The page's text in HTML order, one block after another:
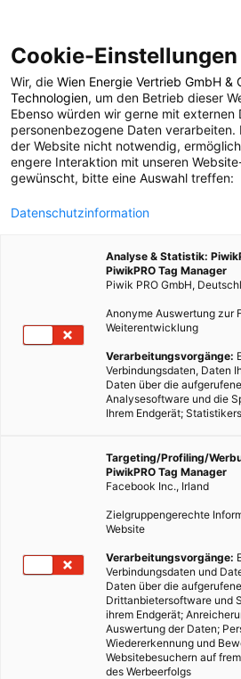
POSTS BY TAG
1 BEITRAG
Cookie-Einstellungen
Wir, die Wien Energie Vertrieb GmbH &
Technologien, um den Betrieb dieser
Ebenso würden wir gerne mit externen
personenbezogene Daten
der Website nicht notwendig,
engere Interaktion mit unseren
gewünscht, bitte eine Auswahl treffen:
Datenschutzinformation
Analyse & Statistik:
PiwikPRO Tag Manager
Piwik PRO GmbH,
Anonyme Auswertung zur
Weiterentwicklung
Verarbeitungsvorgänge:
Verbindungsdaten, Daten
Daten über die
Analysesoftware und die
Ihrem Endgerät;
Targeting/Profiling/
PiwikPRO Tag Manager
Facebook Inc., Irland
Zielgruppengerechte
Website
Verarbeitungsvorgänge:
Verbindungsdaten und
Daten über die
Drittanbietersoftware und
ihrem Endgerät;
Auswertung der Daten;
Wiedererkennung und
Websitebesuchern auf
des Werbeerfolgs